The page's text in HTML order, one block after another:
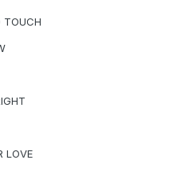
TOUCH
LOVE